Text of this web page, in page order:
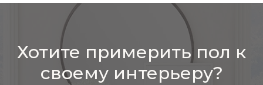
Хотите примерить пол к
своему интерьеру?